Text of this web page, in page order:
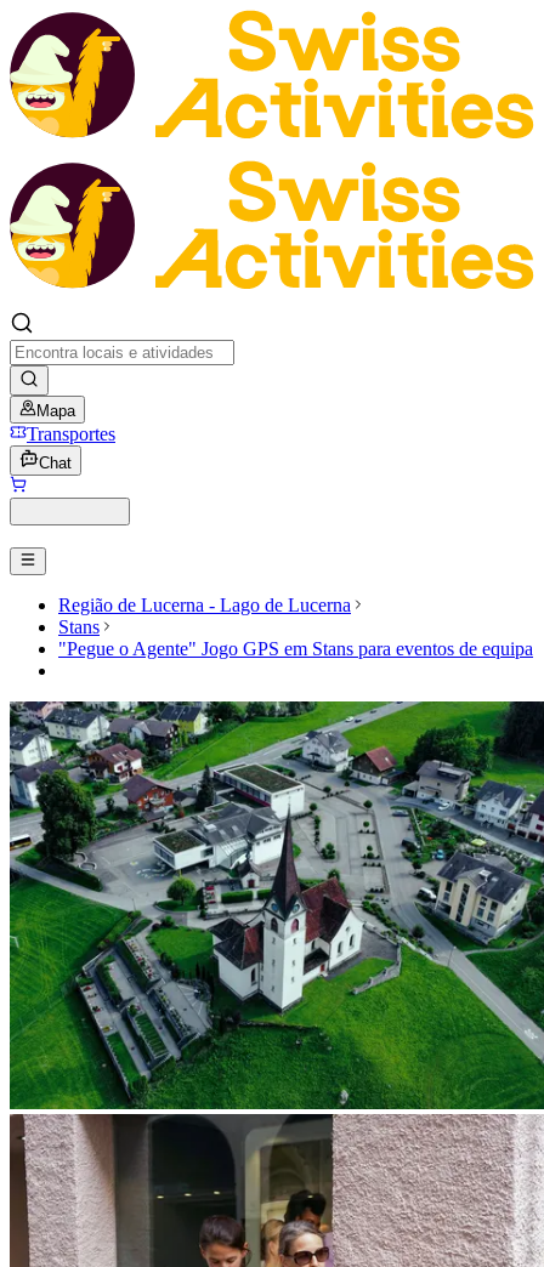
Mapa
Transportes
Chat
Região de Lucerna - Lago de Lucerna
Stans
"Pegue o Agente" Jogo GPS em Stans para eventos de equipa